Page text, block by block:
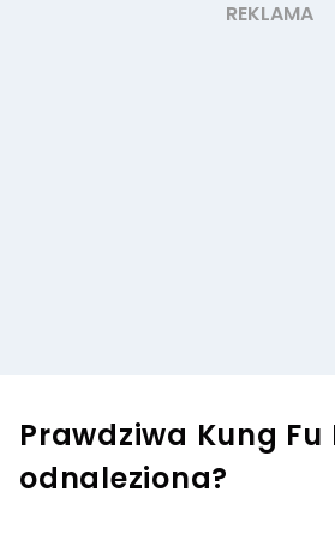
Prawdziwa Kung Fu
odnaleziona?